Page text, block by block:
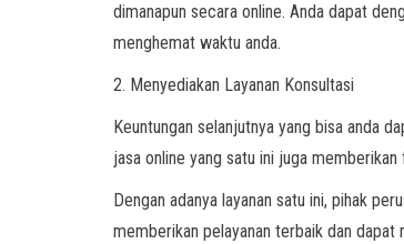
dimanapun secara online. Anda dapat
menghemat waktu anda.
2. Menyediakan Layanan Konsultasi
Keuntungan selanjutnya yang bisa anda
jasa online yang satu ini juga
Dengan adanya layanan satu ini, pihak
memberikan pelayanan terbaik dan dapat